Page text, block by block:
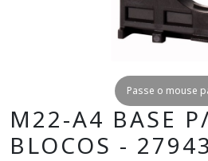
Passe o mouse
M22-A4 BASE
BLOCOS -